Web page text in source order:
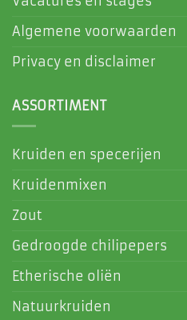
Algemene voorwaarden
Privacy en disclaimer
ASSORTIMENT
Kruiden en specerijen
Kruidenmixen
Zout
Gedroogde chilipepers
Etherische oliën
Natuurkruiden